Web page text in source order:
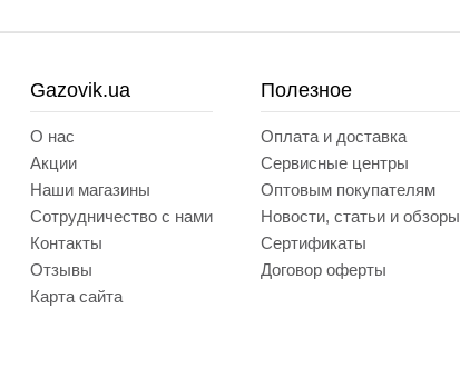
Gazovik.ua
О нас
Акции
Наши магазины
Сотрудничество с нами
Контакты
Отзывы
Карта сайта
Полезное
Оплата и доставка
Сервисные центры
Оптовым покупателям
Новости, статьи и обзоры
Сертификаты
Договор оферты